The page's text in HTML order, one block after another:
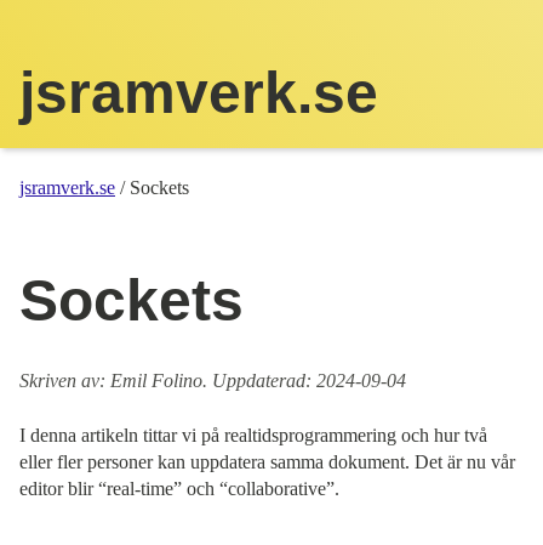
jsramverk.se
jsramverk.se / Sockets
Sockets
Skriven av: Emil Folino. Uppdaterad: 2024-09-04
I denna artikeln tittar vi på realtidsprogrammering och hur två
eller fler personer kan uppdatera samma dokument. Det är nu vår
editor blir “real-time” och “collaborative”.